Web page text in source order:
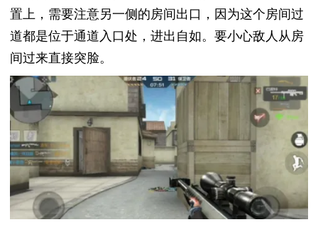
置上，需要注意另一侧的房间出口，因为这个房间过
道都是位于通道入口处，进出自如。要小心敌人从房
间过来直接突脸。